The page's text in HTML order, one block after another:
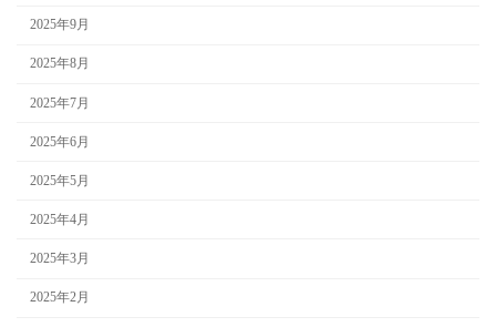
2025年9月
2025年8月
2025年7月
2025年6月
2025年5月
2025年4月
2025年3月
2025年2月